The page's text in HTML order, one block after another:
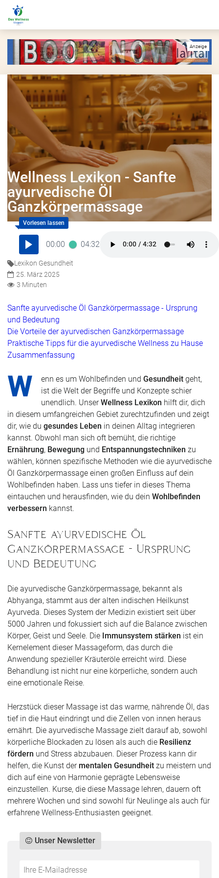
Wellness Lexikon - Sanfte
ayurvedische Öl
Ganzkörpermassage
00:00 04:32
Lexikon Gesundheit
25. März 2025
3 Minuten
Sanfte ayurvedische Öl Ganzkörpermassage - Ursprung
und Bedeutung
Die Vorteile der ayurvedischen Ganzkörpermassage
Praktische Tipps für die ayurvedische Wellness zu Hause
Zusammenfassung
W enn es um Wohlbefinden und Gesundheit geht,
ist die Welt der Begriffe und Konzepte schier
unendlich. UnserWellness Lexikon hilft dir, dich
in diesem umfangreichen Gebiet zurechtzufinden und zeigt
dir, wie du gesundes Leben in deinen Alltag integrieren
kannst. Obwohl man sich oft bemüht, die richtige
Ernährung, Bewegung und Entspannungstechniken zu
wählen, können spezifische Methoden wie die ayurvedische
Öl Ganzkörpermassage einen großen Einfluss auf dein
Wohlbefinden haben. Lass uns tiefer in dieses Thema
eintauchen und herausfinden, wie du dein Wohlbefinden
verbessern kannst.
Sanfte ayurvedische Öl
Ganzkörpermassage - Ursprung
und Bedeutung
Die ayurvedische Ganzkörpermassage, bekannt als
Abhyanga, stammt aus der alten indischen Heilkunst
Ayurveda. Dieses System der Medizin existiert seit über
5000 Jahren und fokussiert sich auf die Balance zwischen
Körper, Geist und Seele. Die Immunsystem stärken ist ein
Kernelement dieser Massageform, das durch die
Anwendung spezieller Kräuteröle erreicht wird. Diese
Behandlung ist nicht nur eine körperliche, sondern auch
eine emotionale Reise.
Herzstück dieser Massage ist das warme, nährende Öl, das
tief in die Haut eindringt und die Zellen von innen heraus
ernährt. Die ayurvedische Massage zielt darauf ab, sowohl
körperliche Blockaden zu lösen als auch die Resilienz
fördern und Stress abzubauen. Dieser Prozess kann dir
helfen, die Kunst der mentalen Gesundheit zu meistern und
dich auf eine von Harmonie geprägte Lebensweise
einzustellen. Kurse, die diese Massage lehren, dauern oft
mehrere Wochen und sind sowohl für Neulinge als auch für
erfahrene Wellness-Enthusiasten geeignet.
Do
Unser Newsletter
*Ihre